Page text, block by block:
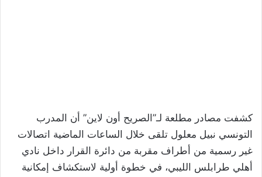
كشفت مصادر مطلعة لـ”الصريح أون لاين” أن المدرب
التونسي نبيل معلول تلقى خلال الساعات الماضية اتصالات
غير رسمية من أطراف مقربة من دائرة القرار داخل نادي
أهلي طرابلس الليبي، في خطوة أولية لاستكشاف إمكانية